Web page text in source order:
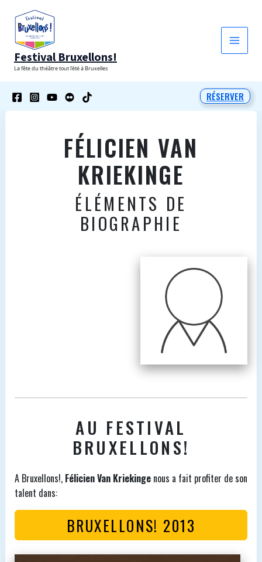
contenu
Festival Bruxellons!
La fête du théâtre tout l'été à Bruxelles
RÉSERVER
FÉLICIEN VAN
KRIEKINGE
ÉLÉMENTS DE
BIOGRAPHIE
AU FESTIVAL
BRUXELLONS!
A Bruxellons!, Félicien Van Kriekingenous a fait profiter de son
talent dans:
BRUXELLONS! 2013